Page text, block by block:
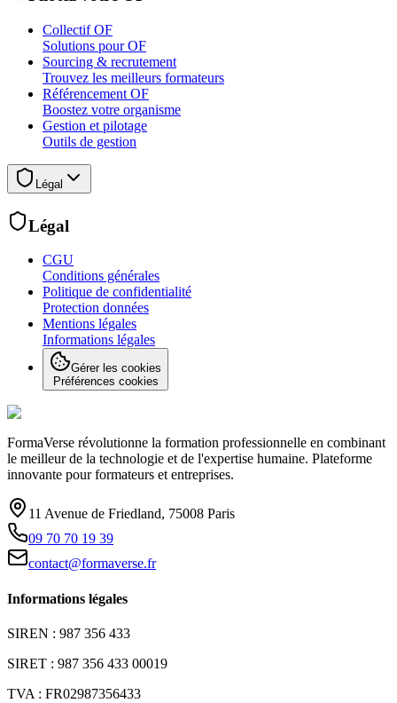
Collectif OF
Solutions pour OF
Sourcing & recrutement
Trouvez les meilleurs formateurs
Référencement OF
Boostez votre organisme
Gestion et pilotage
Outils de gestion
Légal
Légal
CGU
Conditions générales
Politique de confidentialité
Protection données
Mentions légales
Informations légales
Gérer les cookies
Préférences cookies
FormaVerse révolutionne la formation professionnelle en combinant
le meilleur de la technologie et de l'expertise humaine. Plateforme
innovante pour formateurs et entreprises.
11 Avenue de Friedland, 75008 Paris
09 70 70 19 39
contact@formaverse.fr
Informations légales
SIREN : 987 356 433
SIRET : 987 356 433 00019
TVA : FR02987356433